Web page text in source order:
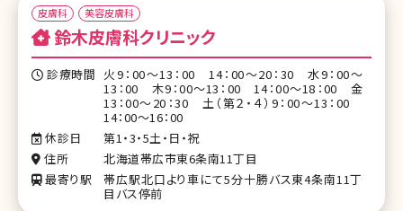
皮膚科 美容皮膚科
鈴木皮膚科クリニック
診療時間 火9：00～13：00 14：00～20：30 水9：00～
13：00 木9：00～13：00 14：00～18：00 金
13：00～20：30 土（第２・４）9：00～13：00
14：00～16：00
休診日
第1・3・5土・日・祝
住所
北海道帯広市東6条南11丁目
最寄り駅
帯広駅北口より車にて5分十勝バス東4条南11丁
目バス停前